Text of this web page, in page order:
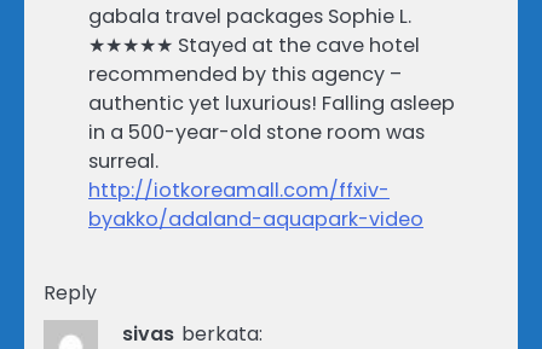
gabala travel packages Sophie L.
★★★★★ Stayed at the cave hotel
recommended by this agency –
authentic yet luxurious! Falling asleep
in a 500-year-old stone room was
surreal.
http://iotkoreamall.com/ffxiv-
byakko/adaland-aquapark-video
Reply
sivas berkata: